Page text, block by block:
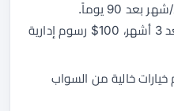
XM: 5$/شهر بعد 90 يوماً.
AvaTrade: 50$/ربع سنة بعد 3 أشهر، 100$ رسوم إدارية
خالية من السواب